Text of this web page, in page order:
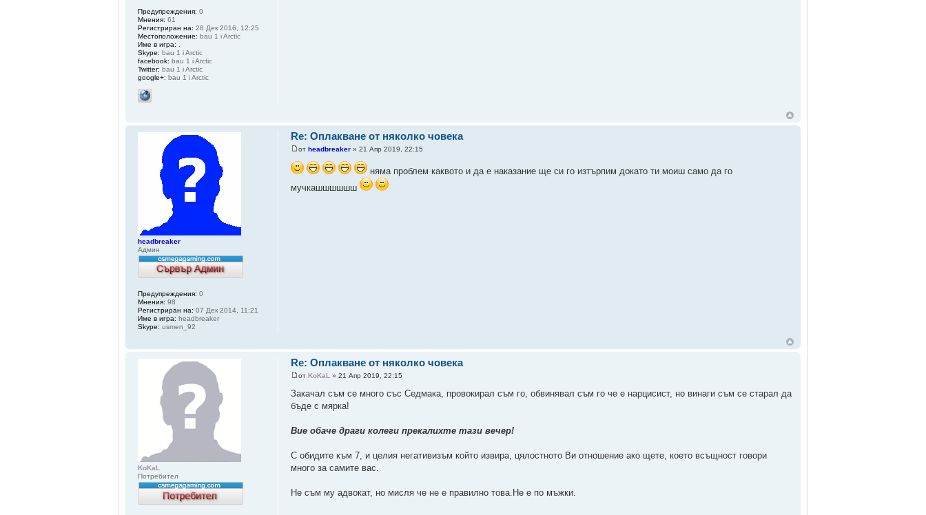
Предупреждения: 0
Мнения: 61
Регистриран на: 28 Дек 2016, 12:25
Местоположение: bau 1 i Arctic
Име в игра:
Skype: bau 1 i Arctic
facebook: bau 1 i Arctic
Twitter: bau 1 i Arctic
google+: bau 1 i Arctic
Re: Оплакване от няколко човека
отheadbreaker » 21 Апр 2019, 22:15
няма проблем каквото и да е наказание ще си го изтърпим докато ти моиш само да го
мучкашшшшшш
headbreaker
Админ
Предупреждения: 0
Мнения: 98
Регистриран на: 07 Дек 2014, 11:21
Име в игра: headbreaker
Skype: usmen_92
Re: Оплакване от няколко човека
отKoKaL » 21 Апр 2019, 22:15
Закачал съм се много със Седмака, провокирал съм го, обвинявал съм го че е нарцисист, но винаги съм се старал да
бъде с мярка!
Вие обаче драги колеги прекалихте тази вечер!
С обидите към 7, и целия негативизъм който извира, цялостното Ви отношение ако щете, което всъщност говори
много за самите вас.
Не съм му адвокат, но мисля че не е правилно това.Не е по мъжки.
KoKaL
Потребител